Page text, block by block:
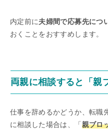
内定前に夫婦間で応募先につ
おくことをおすすめします。
両親に相談すると「親
仕事を辞めるかどうか、転職
に相談した場合は、「 親ブロ